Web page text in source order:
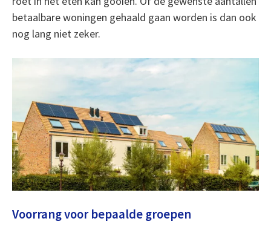
betaalbare woningen gehaald gaan worden is dan ook
nog lang niet zeker.
Voorrang voor bepaalde groepen